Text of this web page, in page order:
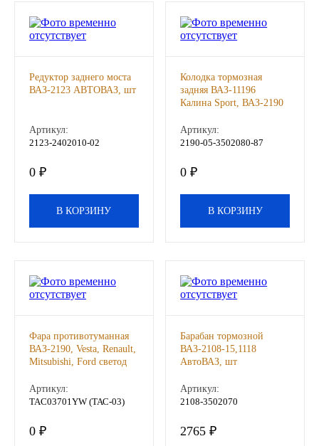
Оригинальные масла
MOZER
North Sea Lubricants
АПП
Другие бренды подшипников
Автожидкости
Тормозные жидкости
Редуктор заднего моста
ВАЗ-2123 АВТОВАЗ, шт
Артикул:
2123-2402010-02
0 ₽
В КОРЗИНУ
Колодка тормозная
задняя ВАЗ-11196
Калина Sport, ВАЗ-2190
комплект, шт
Артикул:
2190-05-3502080-87
0 ₽
В КОРЗИНУ
Фара противотуманная
ВАЗ-2190, Vesta, Renault,
Mitsubishi, Ford светод
(ТЕХАВТОСВЕТ), шт
Артикул:
TAC03701YW (ТАС-03)
0 ₽
Барабан тормозной
ВАЗ-2108-15,1118
АвтоВАЗ, шт
Артикул:
2108-3502070
2765 ₽